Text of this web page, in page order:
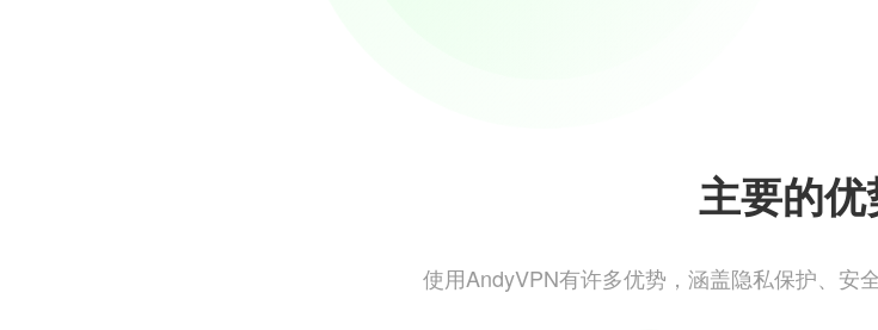
主要的优
使用AndyVPN有许多优势，涵盖隐私保护、安